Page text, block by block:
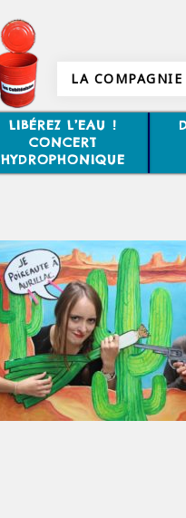
LA COMPAGNIE
LIBÉREZ L’EAU !
CONCERT
HYDROPHONIQUE